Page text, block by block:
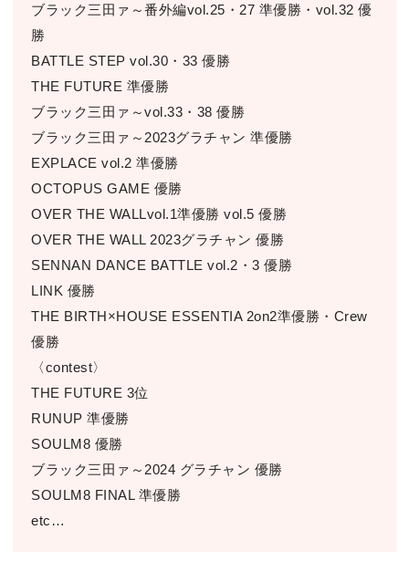
ブラック三田ァ～番外編vol.25・27 準優勝・vol.32 優
勝
BATTLE STEP vol.30・33 優勝
THE FUTURE 準優勝
ブラック三田ァ～vol.33・38 優勝
ブラック三田ァ～2023グラチャン 準優勝
EXPLACE vol.2 準優勝
OCTOPUS GAME 優勝
OVER THE WALLvol.1準優勝 vol.5 優勝
OVER THE WALL 2023グラチャン 優勝
SENNAN DANCE BATTLE vol.2・3 優勝
LINK 優勝
THE BIRTH×HOUSE ESSENTIA 2on2準優勝・Crew
優勝
〈contest〉
THE FUTURE 3位
RUNUP 準優勝
SOULM8 優勝
ブラック三田ァ～2024 グラチャン 優勝
SOULM8 FINAL 準優勝
etc…